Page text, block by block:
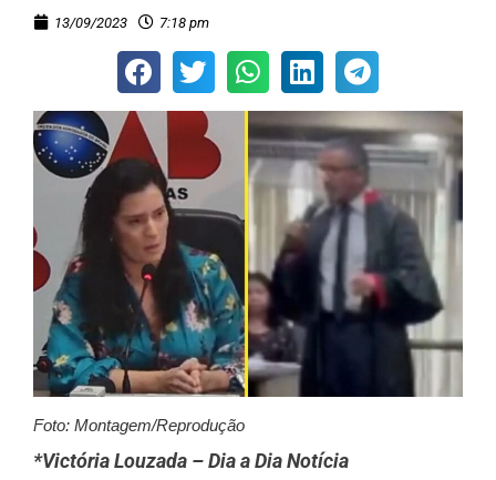
13/09/2023 7:18 pm
Foto: Montagem/Reprodução
*Victória Louzada – Dia a Dia Notícia